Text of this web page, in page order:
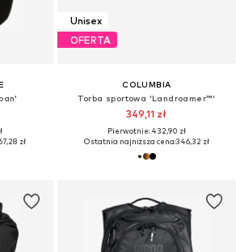
zł
Unisex
OFERTA
COLUMBIA
Torba sportowa 'Landroamer™'
349,11 zł
Pierwotnie: 432,90 zł
Ostatnia najniższa cena:346,32 zł